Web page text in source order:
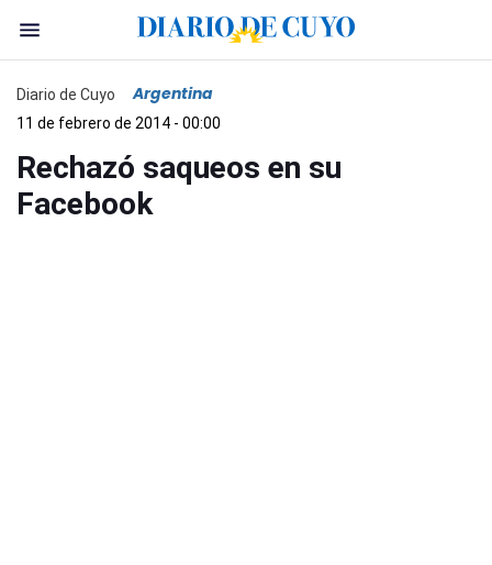
Diario de Cuyo Argentina
11 de febrero de 2014 - 00:00
Rechazó saqueos en su
Facebook